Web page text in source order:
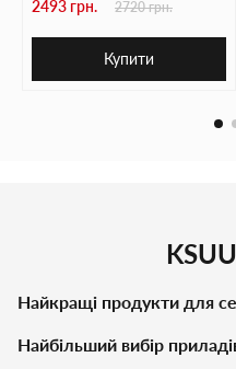
2493 грн. 2720 грн.
Купити
Найкращі продукти для
Найбільший вибір